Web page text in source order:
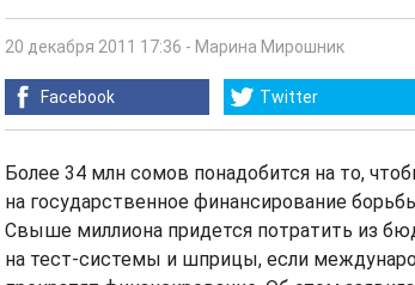
20 декабря 2011 17:36 - Марина Мирошник
Facebook Twitter
Более 34 млн сомов понадобится на то,
на государственное финансирование
Свыше миллиона придется потратить из
на тест-системы и шприцы, если